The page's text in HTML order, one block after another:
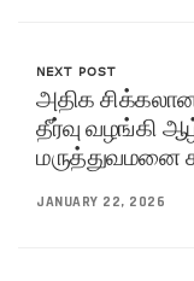
NEXT POST
அதிக
தீர்வு வழங்கி
மருத்துவமனை
JANUARY 22, 2026